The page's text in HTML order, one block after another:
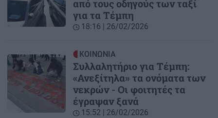
από τους οδηγούς των ταξί
για τα Τέμπη
18:16 | 26/02/2026
ΚΟΙΝΩΝΙΑ
Συλλαλητήριο για Τέμπη:
«Ανεξίτηλα» τα ονόματα των
νεκρών - Οι φοιτητές τα
έγραψαν ξανά
15:52 | 26/02/2026